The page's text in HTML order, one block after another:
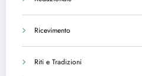
Ricevimento
Riti e Tradizioni